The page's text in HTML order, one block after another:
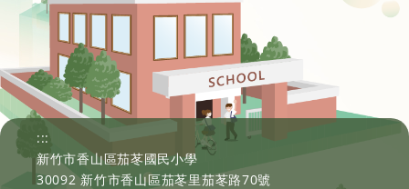
:::
新竹市香山區茄苳國民小學
30092 新竹市香山區茄苳里茄苳路70號